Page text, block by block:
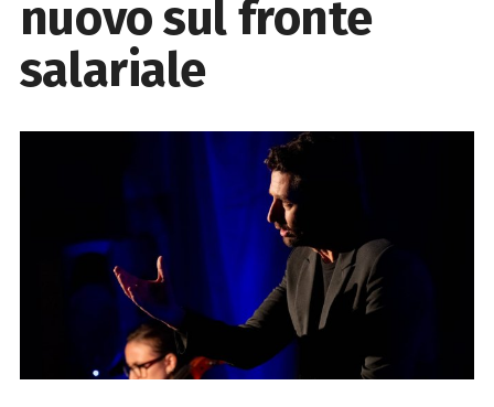
nuovo sul fronte
salariale